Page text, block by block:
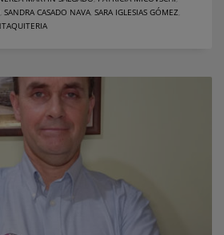
SANDRA CASADO NAVA SARA IGLESIAS GÓMEZ